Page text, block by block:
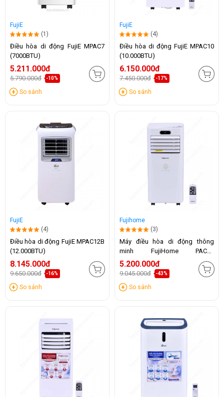
FujiE
(1)
Điều hòa di động FujiE MPAC7
(7000BTU)
5.211.000đ
5.790.000đ -10%
So sánh
FujiE
(4)
Điều hòa di động FujiE MPAC10
(10.000BTU)
6.150.000đ
7.450.000đ -17%
So sánh
FujiE
(4)
Điều hòa di động FujiE MPAC12B
(12.000BTU)
8.145.000đ
9.650.000đ -16%
So sánh
Fujihome
(3)
Máy điều hòa di động thông
minh FujiHome PAC09
(9000BTU)
5.200.000đ
9.045.000đ -43%
So sánh